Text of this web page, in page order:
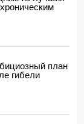
в
план
гибели